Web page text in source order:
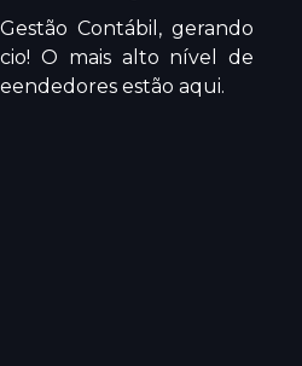
Contábil, gerando
O mais alto nível de
estão aqui.